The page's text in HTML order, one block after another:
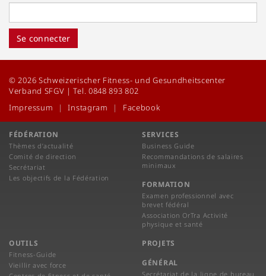
Se connecter
© 2026 Schweizerischer Fitness- und Gesundheitscenter
Verband SFGV | Tel. 0848 893 802
Impressum
Instagram Facebook
FÉDÉRATION
Thèmes d’actualité
Comité de direction
Secrétariat
Les objectifs de la Fédération
SERVICES
Business Guide
Recommandations de salaires
minimaux
FORMATION
Examen professionnel avec
brevet fédéral
Association OrTra Activité
physique et santé
OUTILS
Fitness-Guide
Vieillir avec force
PROJETS
GÉNÉRAL
Secrétariat de la ligne de bureau